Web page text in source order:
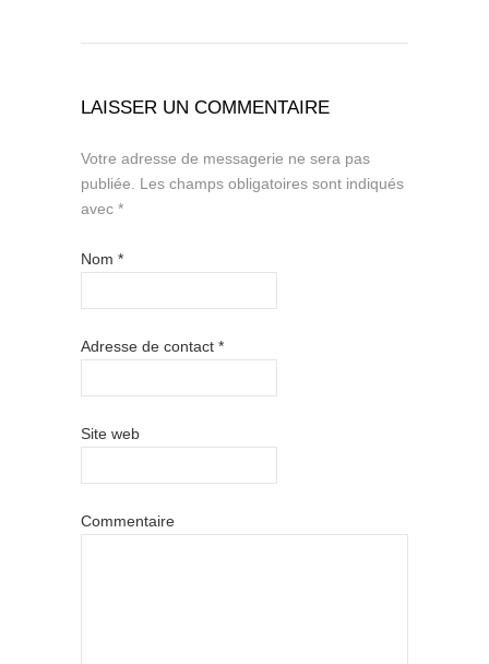
LAISSER UN COMMENTAIRE
Votre adresse de messagerie ne sera pas
publiée. Les champs obligatoires sont indiqués
avec *
Nom *
Adresse de contact *
Site web
Commentaire